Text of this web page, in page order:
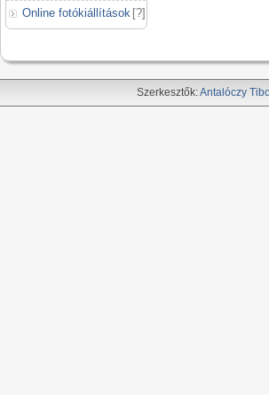
Online fotókiállítások [?]
Szerkesztők:Antalóczy